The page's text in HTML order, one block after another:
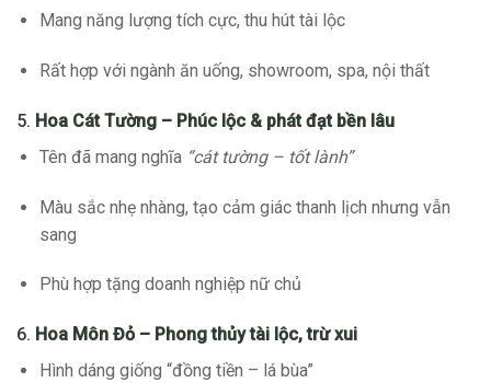
Mang năng lượng tích cực, thu hút tài lộc
Rất hợp với ngành ăn uống, showroom, spa, nội thất
5. Hoa Cát Tường – Phúc lộc & phát đạt bền lâu
Tên đã mang nghĩa “cát tường – tốt lành”
Màu sắc nhẹ nhàng, tạo cảm giác thanh lịch nhưng vẫn
sang
Phù hợp tặng doanh nghiệp nữ chủ
6. Hoa Môn Đỏ – Phong thủy tài lộc, trừ xui
Hình dáng giống “đồng tiền – lá bùa”